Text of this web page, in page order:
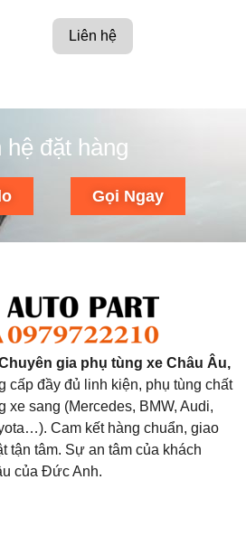
Liên hệ
hệ đặt hàng
Gọi Ngay
gia phụ tùng xe Châu Âu,
cấp đầy đủ linh kiện, phụ tùng chất
xe sang (Mercedes, BMW, Audi,
Cam kết hàng chuẩn, giao
tận tâm. Sự an tâm của khách
của Đức Anh.